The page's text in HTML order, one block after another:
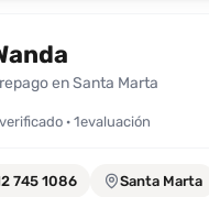
en Santa Marta
· 1evaluación
745 1086 Santa Marta